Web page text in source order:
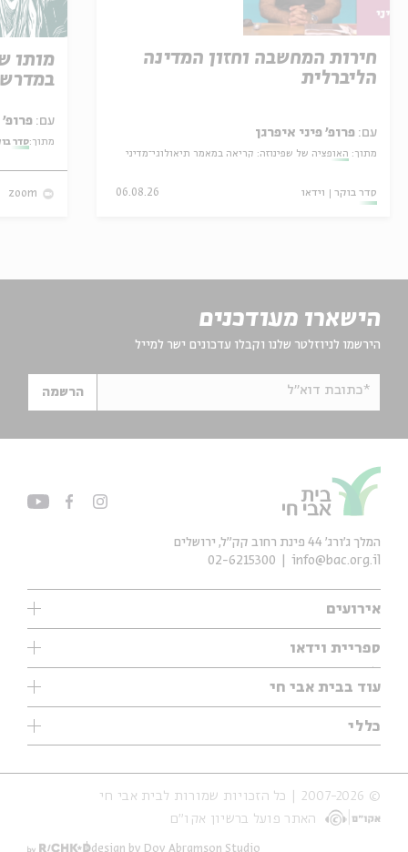
חירות המחשבה וחזון המדינה
הליברלית
עם: פרופ' פיני איפרגן
מתוך: האופציה של שפינוזה: קריאה במאמר תיאולוגי־מדיני
סדר בוקר וידאו 06.08.26
מותו
עם: פרופ' אביגדור שנאן
מתוך:סדר
zoom
הישארו מעודכנים
הירשמו לניוזלטר שלנו וקבלו עדכונים ישר למייל
*כתובת דוא"ל הרשמה
אירועים
עיון
אנגלית
נוער
סדרות
אירועי עבר
אירועים בירושלים
ספריית וידאו
ילדים
מוזיקה
עיון
מיוחדים
עוד בבית אבי חי
תערוכות
מיוחדים
כללי
אודות
הצהרת נגישות
תנאי שימוש והצהרת פרטיות
המלך ג'ורג' 44 פינת רחוב קק״ל, ירושלים
info@bac.org.il
02-6215300
© 2007-2026 | כל הזכויות שמורות לבית אבי חי
האתר פועל ברשיון אקו״ם
design by Dov Abramson Studio